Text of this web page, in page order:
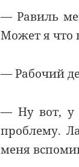
— Равиль
Может я что
— Рабочий
— Ну вот, у
проблему.
меня